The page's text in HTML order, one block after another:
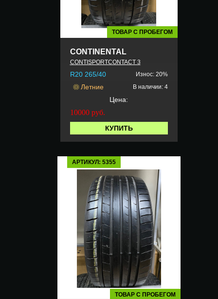
ТОВАР С ПРОБЕГОМ
CONTINENTAL
CONTISPORTCONTACT 3
R20 265/40 Износ: 20%
Летние В наличии: 4
Цена:
10000 руб.
КУПИТЬ
АРТИКУЛ: 5355
ТОВАР С ПРОБЕГОМ